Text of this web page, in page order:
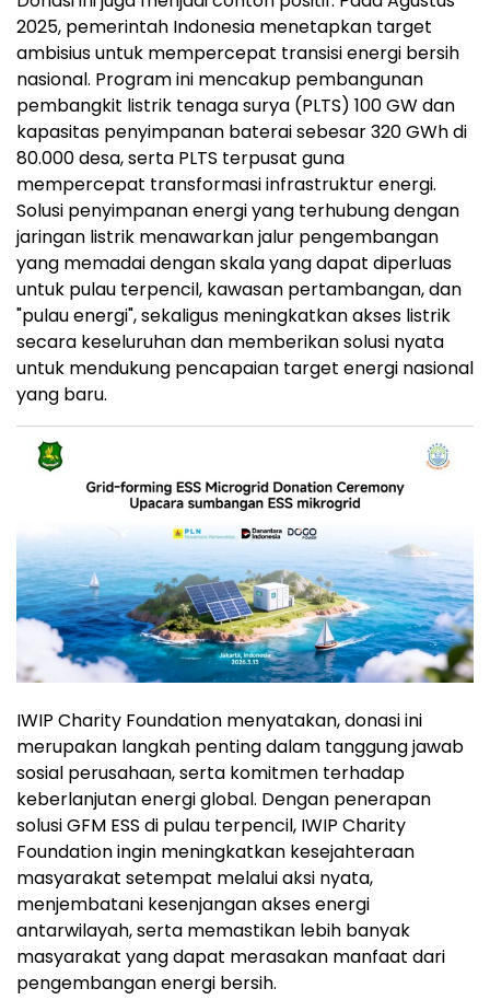
2025, pemerintah Indonesia menetapkan target
ambisius untuk mempercepat transisi energi bersih
nasional. Program ini mencakup pembangunan
pembangkit listrik tenaga surya (PLTS) 100 GW dan
kapasitas penyimpanan baterai sebesar 320 GWh di
80.000 desa, serta PLTS terpusat guna
mempercepat transformasi infrastruktur energi.
Solusi penyimpanan energi yang terhubung dengan
jaringan listrik menawarkan jalur pengembangan
yang memadai dengan skala yang dapat diperluas
untuk pulau terpencil, kawasan pertambangan, dan
"pulau energi", sekaligus meningkatkan akses listrik
secara keseluruhan dan memberikan solusi nyata
untuk mendukung pencapaian target energi nasional
yang baru.
IWIP Charity Foundation menyatakan, donasi ini
merupakan langkah penting dalam tanggung jawab
sosial perusahaan, serta komitmen terhadap
keberlanjutan energi global. Dengan penerapan
solusi GFM ESS di pulau terpencil, IWIP Charity
Foundation ingin meningkatkan kesejahteraan
masyarakat setempat melalui aksi nyata,
menjembatani kesenjangan akses energi
antarwilayah, serta memastikan lebih banyak
masyarakat yang dapat merasakan manfaat dari
pengembangan energi bersih.